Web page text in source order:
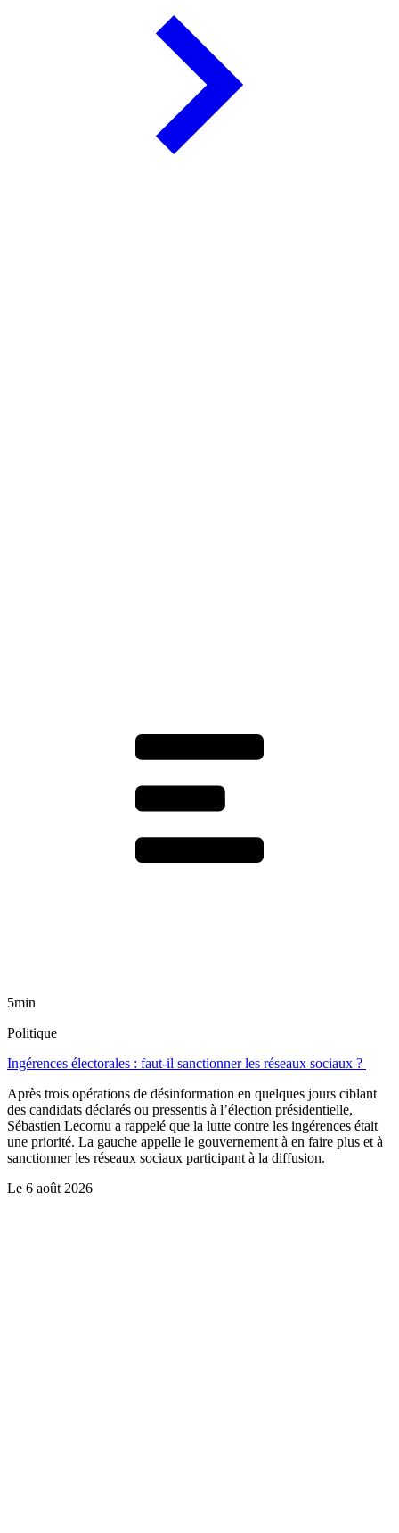
5min
Politique
Ingérences électorales : faut-il sanctionner les réseaux sociaux ?
Après trois opérations de désinformation en quelques jours ciblant
des candidats déclarés ou pressentis à l’élection présidentielle,
Sébastien Lecornu a rappelé que la lutte contre les ingérences était
une priorité. La gauche appelle le gouvernement à en faire plus et à
sanctionner les réseaux sociaux participant à la diffusion.
Le 6 août 2026